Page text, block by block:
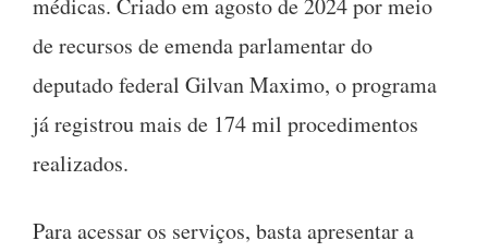
médicas. Criado em agosto de 2024 por meio
de recursos de emenda parlamentar do
deputado federal Gilvan Maximo, o programa
já registrou mais de 174 mil procedimentos
realizados.
Para acessar os serviços, basta apresentar a